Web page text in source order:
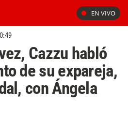
EN VIVO
Cazzu habló
de su expareja,
con Ángela